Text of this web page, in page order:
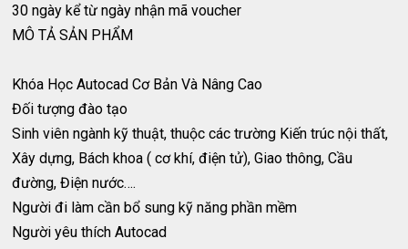
30 ngày kể từ ngày nhận mã voucher
MÔ TẢ SẢN PHẨM
Khóa Học Autocad Cơ Bản Và Nâng Cao
Đối tượng đào tạo
Sinh viên ngành kỹ thuật, thuộc các trường Kiến trúc nội thất,
Xây dựng, Bách khoa ( cơ khí, điện tử), Giao thông, Cầu
đường, Điện nước….
Người đi làm cần bổ sung kỹ năng phần mềm
Người yêu thích Autocad